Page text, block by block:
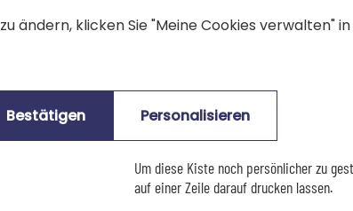
Diese hübsche Holzkiste ist ein
sich freuen wird, seine kleinen Schätze
Spielzeug, Switch, Kleidung, Fotos,
behalten kann und wer weiß, eines
oder sie die Freude haben, ihre
Eichhörnchen, wiederzufinden und
Um diese Kiste noch persönlicher zu
auf einer Zeile darauf drucken lassen.
ändern, klicken Sie "Meine Cookies verwalten"
Bestätigen Personalisieren